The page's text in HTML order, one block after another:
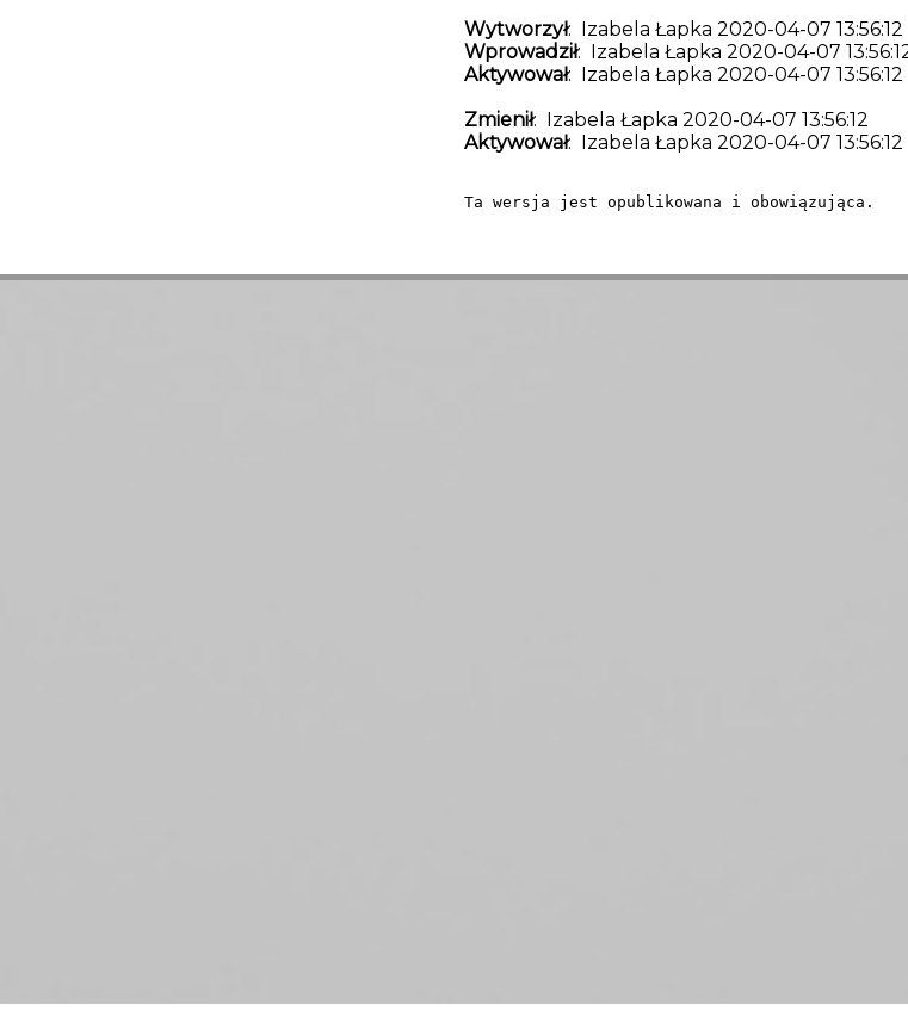
Wytworzył: Izabela Łapka 2020-04-07 13:56:12
Wprowadził: Izabela Łapka 2020-04-07
Aktywował: Izabela Łapka 2020-04-07 13:56:12
Zmienił: Izabela Łapka 2020-04-07 13:56:12
Aktywował: Izabela Łapka 2020-04-07 13:56:12
Ta wersja jest opublikowana i obowiązująca.